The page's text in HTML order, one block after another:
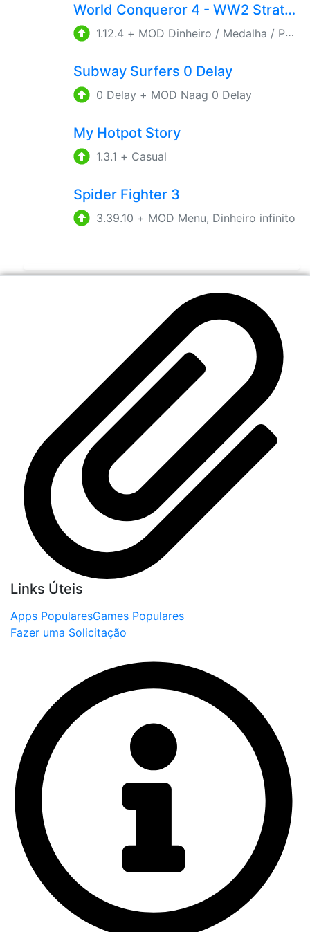
World Conqueror 4 - WW2 Strategy
1.12.4 + MOD Dinheiro / Medalha / Pontos infinitos
Subway Surfers 0 Delay
0 Delay + MOD Naag 0 Delay
My Hotpot Story
1.3.1 + Casual
Spider Fighter 3
3.39.10 + MOD Menu, Dinheiro infinito
Links Úteis
Apps PopularesGames Populares
Fazer uma Solicitação